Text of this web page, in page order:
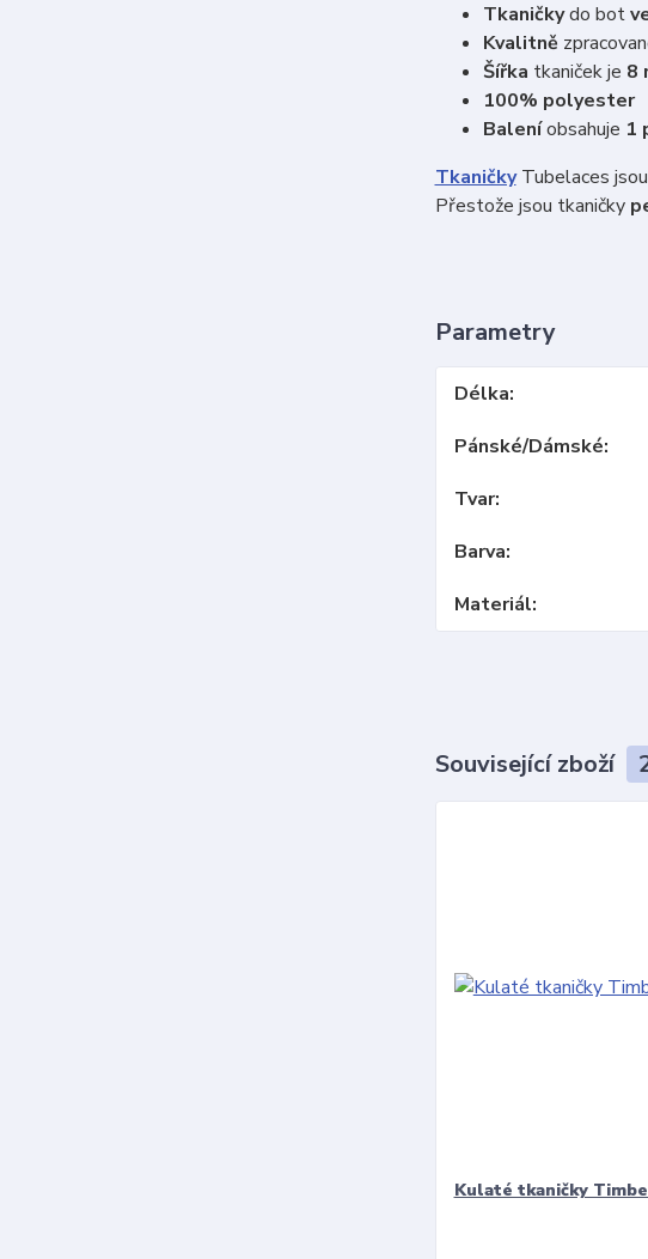
Tkaničkydo bot
Kvalitně
Šířka tkaniček je 8
100% polyester
Baleníobsahuje 1
TkaničkyTubelaces
Přestože jsou tkaničky
Parametry
Délka
Pánské/Dámské
Tvar
Barva
Materiál
Související zboží
Kulaté tkaničky